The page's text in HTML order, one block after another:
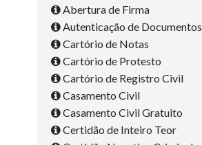
Abertura de Firma
Autenticação de Documentos
Cartório de Notas
Cartório de Protesto
Cartório de Registro Civil
Casamento Civil
Casamento Civil Gratuito
Certidão de Inteiro Teor